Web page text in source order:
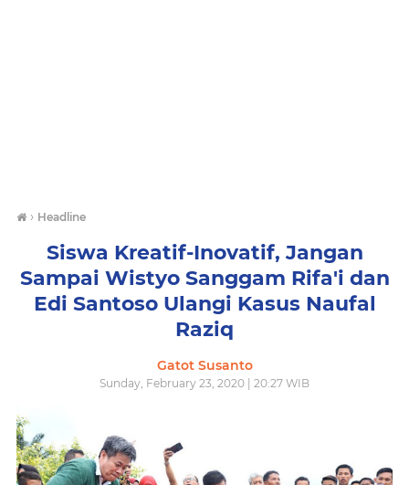
› Headline
Siswa Kreatif-Inovatif, Jangan
Sampai Wistyo Sanggam Rifa'i dan
Edi Santoso Ulangi Kasus Naufal
Raziq
Gatot Susanto
Sunday, February 23, 2020 | 20:27 WIB